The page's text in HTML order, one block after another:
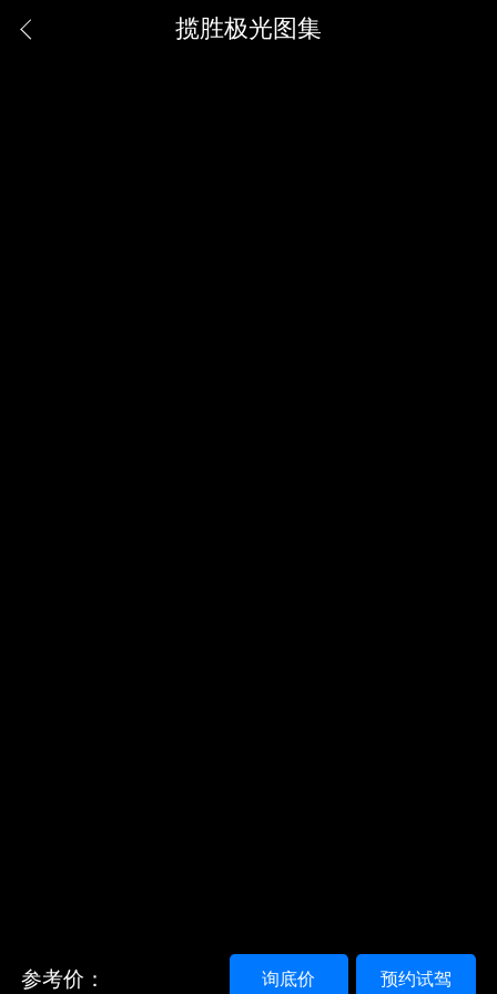
揽胜极光图集
参考价： 预约试驾
询底价